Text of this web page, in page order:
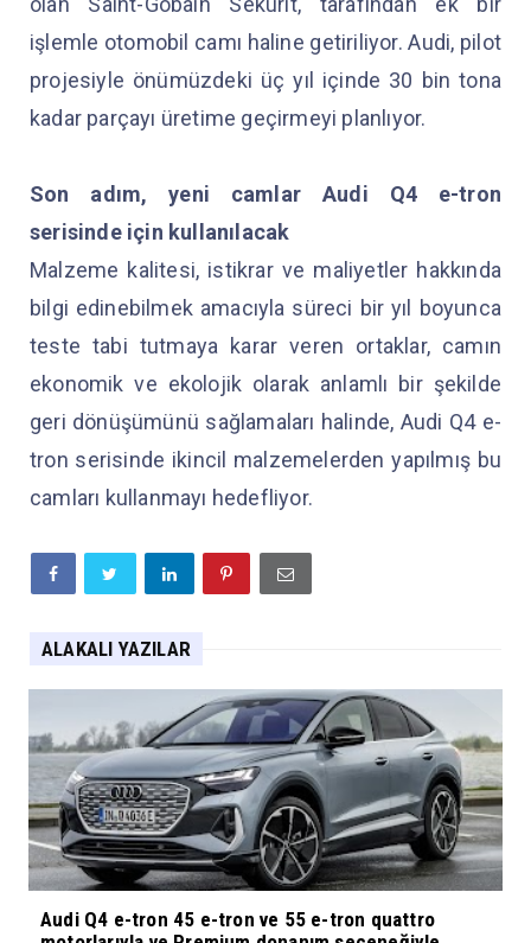
işlemle otomobil camı haline getiriliyor. Audi, pilot
projesiyle önümüzdeki üç yıl içinde 30 bin tona
kadar parçayı üretime geçirmeyi planlıyor.
Son adım, yeni camlar Audi Q4 e-tron
serisinde için kullanılacak
Malzeme kalitesi, istikrar ve maliyetler hakkında
bilgi edinebilmek amacıyla süreci bir yıl boyunca
teste tabi tutmaya karar veren ortaklar, camın
ekonomik ve ekolojik olarak anlamlı bir şekilde
geri dönüşümünü sağlamaları halinde, Audi Q4 e-
tron serisinde ikincil malzemelerden yapılmış bu
camları kullanmayı hedefliyor.
ALAKALI YAZILAR
Audi Q4 e-tron 45 e-tron ve 55 e-tron quattro